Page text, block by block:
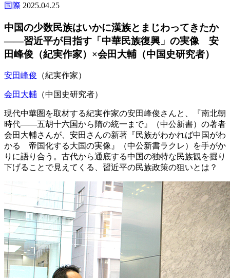
国際 2025.04.25
中国の少数民族はいかに漢族とまじわってきたか
――習近平が目指す「中華民族復興」の実像 安
田峰俊（紀実作家）×会田大輔（中国史研究者）
安田峰俊 （紀実作家）
会田大輔 （中国史研究者）
現代中華圏を取材する紀実作家の安田峰俊さんと、『南北朝
時代――五胡十六国から隋の統一まで』（中公新書）の著者
会田大輔さんが、安田さんの新著『民族がわかれば中国がわ
かる 帝国化する大国の実像』（中公新書ラクレ）を手がか
りに語り合う。古代から通底する中国の独特な民族観を掘り
下げることで見えてくる、習近平の民族政策の狙いとは？